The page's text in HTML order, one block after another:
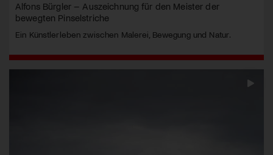
Alfons Bürgler – Auszeichnung für den Meister der
bewegten Pinselstriche
Ein Künstlerleben zwischen Malerei, Bewegung und Natur.